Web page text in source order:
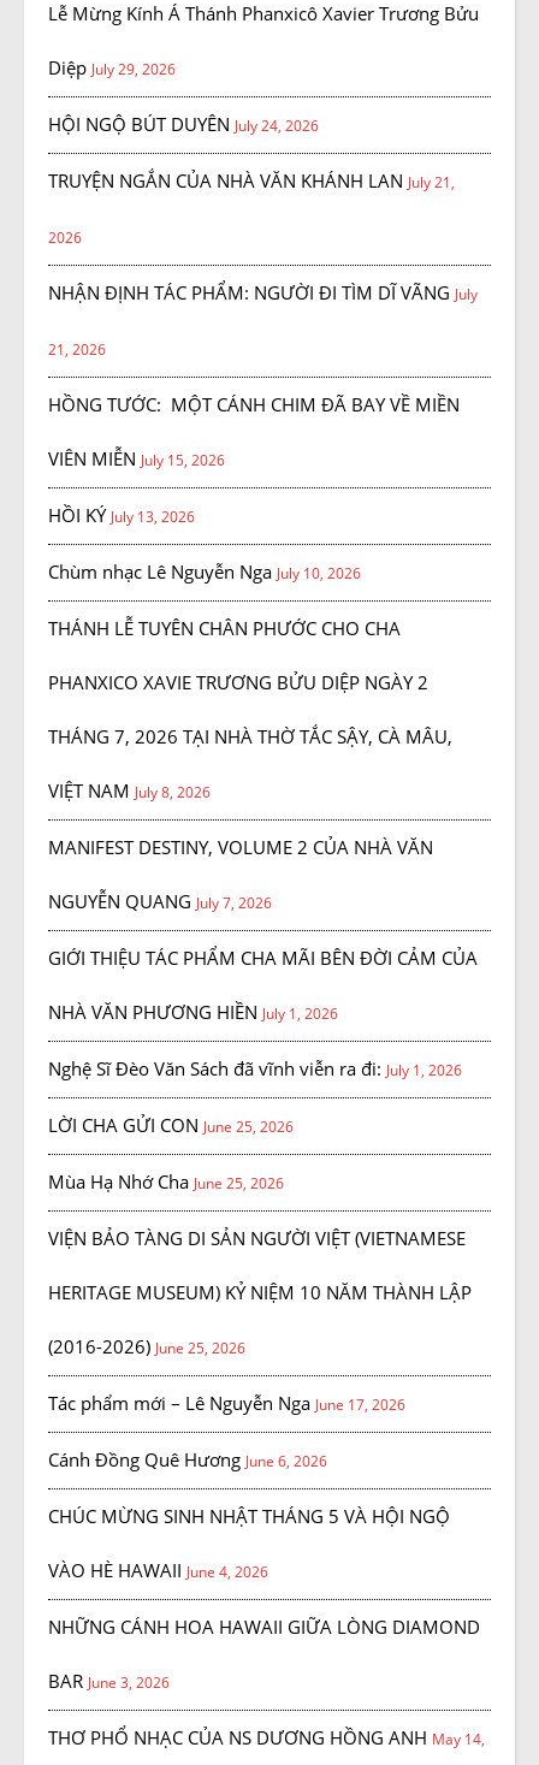
Lễ Mừng Kính Á Thánh Phanxicô Xavier Trương Bửu
Diệp July 29, 2026
HỘI NGỘ BÚT DUYÊN July 24, 2026
TRUYỆN NGẮN CỦA NHÀ VĂN KHÁNH LAN July 21,
2026
NHẬN ĐỊNH TÁC PHẨM: NGƯỜI ĐI TÌM DĨ VÃNG July
21, 2026
HỒNG TƯỚC: MỘT CÁNH CHIM ĐÃ BAY VỀ MIỀN
VIÊN MIỄN July 15, 2026
HỒI KÝ July 13, 2026
Chùm nhạc Lê Nguyễn Nga July 10, 2026
THÁNH LỄ TUYÊN CHÂN PHƯỚC CHO CHA
PHANXICO XAVIE TRƯƠNG BỬU DIỆP NGÀY 2
THÁNG 7, 2026 TẠI NHÀ THỜ TẮC SẬY, CÀ MÂU,
VIỆT NAM July 8, 2026
MANIFEST DESTINY, VOLUME 2 CỦA NHÀ VĂN
NGUYỄN QUANG July 7, 2026
GIỚI THIỆU TÁC PHẨM CHA MÃI BÊN ĐỜI CẢM CỦA
NHÀ VĂN PHƯƠNG HIỀN July 1, 2026
Nghệ Sĩ Đèo Văn Sách đã vĩnh viễn ra đi: July 1, 2026
LỜI CHA GỬI CON June 25, 2026
Mùa Hạ Nhớ Cha June 25, 2026
VIỆN BẢO TÀNG DI SẢN NGƯỜI VIỆT (VIETNAMESE
HERITAGE MUSEUM) KỶ NIỆM 10 NĂM THÀNH LẬP
(2016-2026) June 25, 2026
Tác phẩm mới – Lê Nguyễn Nga June 17, 2026
Cánh Đồng Quê Hương June 6, 2026
CHÚC MỪNG SINH NHẬT THÁNG 5 VÀ HỘI NGỘ
VÀO HÈ HAWAII June 4, 2026
NHỮNG CÁNH HOA HAWAII GIỮA LÒNG DIAMOND
BAR June 3, 2026
THƠ PHỔ NHẠC CỦA NS DƯƠNG HỒNG ANH May 14,